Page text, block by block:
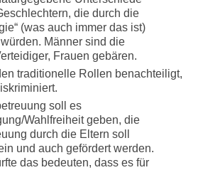
die durch die
(was auch immer das ist)
würden. Männer sind die
Frauen gebären.
traditionelle Rollen benachteiligt,
soll es
Wahlfreiheit geben, die
durch die Eltern soll
und auch gefördert werden.
das bedeuten, dass es für